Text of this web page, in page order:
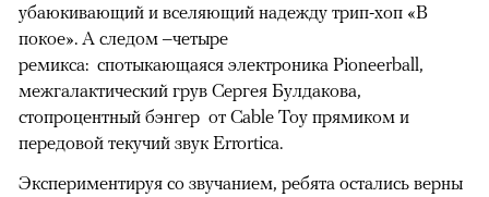
убаюкивающий и вселяющий надежду трип-хоп «В
покое». А следом –четыре
ремикса: спотыкающаяся электроника Pioneerball,
межгалактический грув Сергея Булдакова,
стопроцентный бэнгер от Cable Toy прямиком и
передовой текучий звук Errortica.
Экспериментируя со звучанием, ребята остались верны